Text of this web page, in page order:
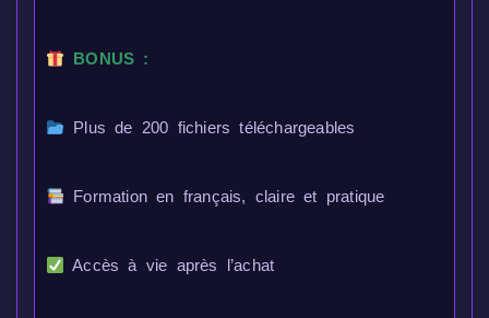
BONUS :
Plus de 200 fichiers téléchargeables
Formation en français, claire et pratique
Accès à vie après l’achat